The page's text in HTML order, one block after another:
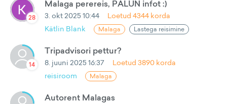
28
Malaga perereis, PALUN infot :)
3. okt 2025 10:44 Loetud 4344 korda
Kätlin Blank
Malaga Lastega reisimine
14
Tripadvisori pettur?
8. juuni 2025 16:37 Loetud 3890 korda
reisiroom
Malaga
Autorent Malagas